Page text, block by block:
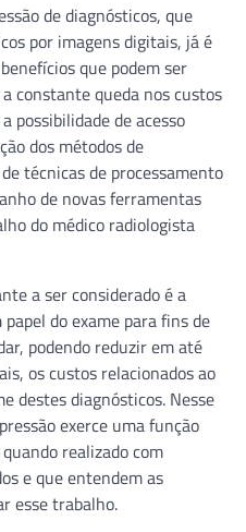
de diagnósticos, que
por imagens digitais, já é
que podem ser
constante queda nos custos
possibilidade de acesso
dos métodos de
técnicas de processamento
de novas ferramentas
do médico radiologista
a ser considerado é a
do exame para fins de
podendo reduzir em até
os custos relacionados ao
destes diagnósticos. Nesse
exerce uma função
realizado com
e que entendem as
esse trabalho.